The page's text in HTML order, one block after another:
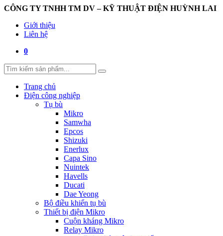
CÔNG TY TNHH TM DV – KỸ THUẬT ĐIỆN HUỲNH LAI
Giới thiệu
Liên hệ
0
Trang chủ
Điện công nghiệp
Tụ bù
Mikro
Samwha
Epcos
Shizuki
Enerlux
Capa Sino
Nuintek
Havells
Ducati
Dae Yeong
Bộ điều khiển tụ bù
Thiết bị điện Mikro
Cuộn kháng Mikro
Relay Mikro